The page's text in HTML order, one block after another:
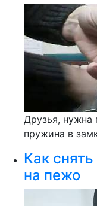
Друзья, нужна
пружина в
Как
на пежо